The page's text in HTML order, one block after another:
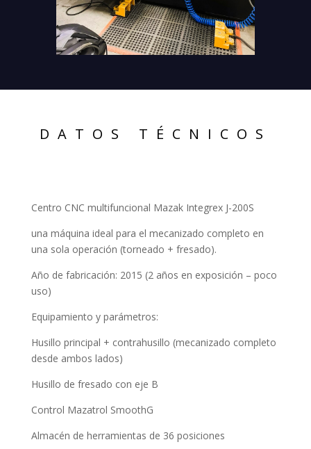
DATOS TÉCNICOS
Centro CNC multifuncional Mazak Integrex J-200S
una máquina ideal para el mecanizado completo en
una sola operación (torneado + fresado).
Año de fabricación: 2015 (2 años en exposición – poco
uso)
Equipamiento y parámetros:
Husillo principal + contrahusillo (mecanizado completo
desde ambos lados)
Husillo de fresado con eje B
Control Mazatrol SmoothG
Almacén de herramientas de 36 posiciones